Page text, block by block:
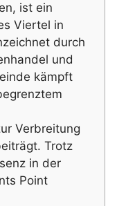
ist ein
Viertel in
durch
und
kämpft
Verbreitung
Trotz
in der
Point